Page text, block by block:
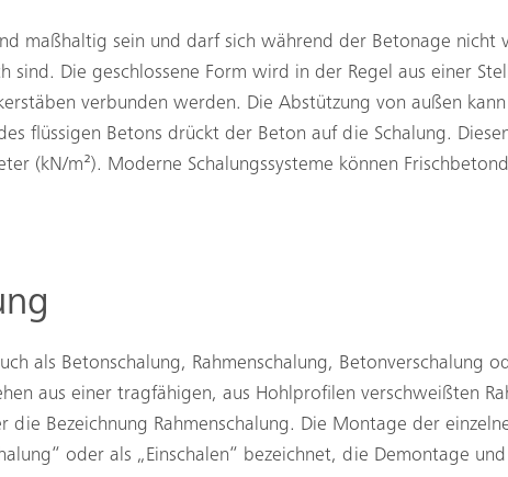
maßhaltig sein und darf sich während der Betonage nicht
Die geschlossene Form wird in der Regel aus einer
verbunden werden. Die Abstützung von außen kann
flüssigen Betons drückt der Beton auf die Schalung.
(kN/m²). Moderne Schalungssysteme können
als Betonschalung, Rahmenschalung, Betonverschalung
aus einer tragfähigen, aus Hohlprofilen verschweißten
Bezeichnung Rahmenschalung. Die Montage der
oder als „Einschalen“ bezeichnet, die Demontage